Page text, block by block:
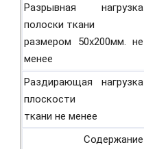
Разрывная нагрузка
полоски ткани
размером 50х200мм. не
менее
Раздирающая нагрузка
плоскости
ткани не менее
Содержание